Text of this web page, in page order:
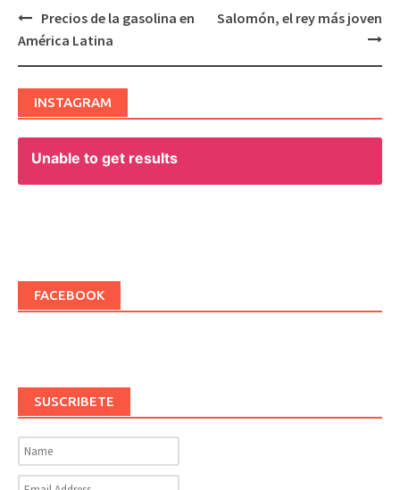
Post
Precios de la gasolina en
América Latina
Salomón, el rey más joven
INSTAGRAM
Unable to get results
FACEBOOK
SUSCRIBETE